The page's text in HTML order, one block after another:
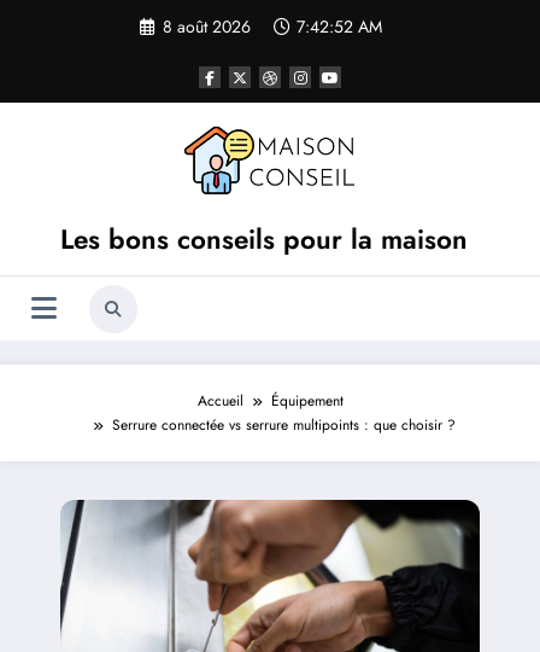
8 août 2026 7:42:53 AM
Les bons conseils pour la maison
Accueil
Équipement
Serrure connectée vs serrure multipoints : que choisir ?